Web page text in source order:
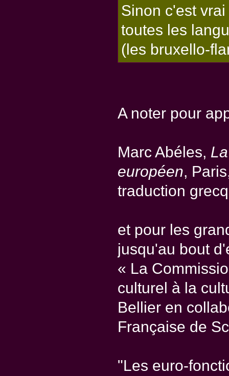
Sinon c'est
toutes les
(les bruxello-
A noter pour
Marc Abéles,
européen,
traduction
et pour les
jusqu'au bout
« La
culturel à la
Bellier en
Française de
"Les euro-